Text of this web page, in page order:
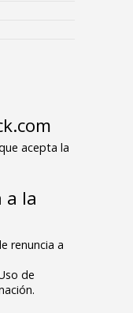
acepta la
a la
renuncia a
de